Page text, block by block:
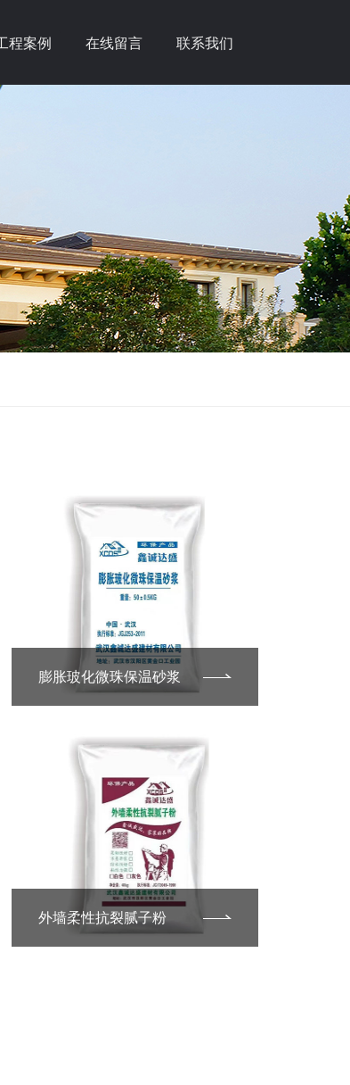
程案例 在线留言 联系我们
膨胀玻化微珠保温砂浆
外墙柔性抗裂腻子粉